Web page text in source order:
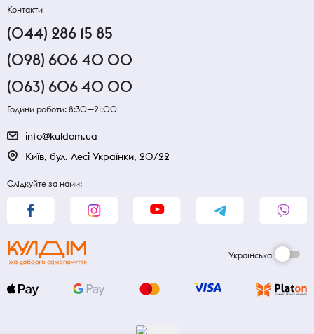
Контакти
(044) 286 15 85
(098) 606 40 00
(063) 606 40 00
Години роботи: 8:30—21:00
info@kuldom.ua
Київ, бул. Лесі Українки, 20/22
Слідкуйте за нами:
Українська